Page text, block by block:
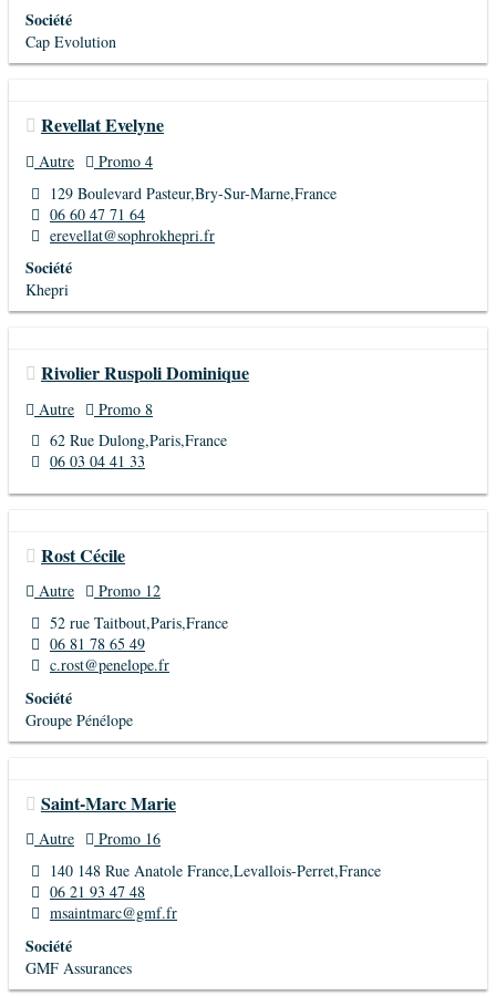
Société
Cap Evolution
Revellat Evelyne
Autre
Promo 4
129 Boulevard Pasteur,Bry-Sur-Marne,France
06 60 47 71 64
erevellat@sophrokhepri.fr
Société
Khepri
Rivolier Ruspoli Dominique
Autre
Promo 8
62 Rue Dulong,Paris,France
06 03 04 41 33
Rost Cécile
Autre
Promo 12
52 rue Taitbout,Paris,France
06 81 78 65 49
c.rost@penelope.fr
Société
Groupe Pénélope
Saint-Marc Marie
Autre
Promo 16
140 148 Rue Anatole France,Levallois-Perret,France
06 21 93 47 48
msaintmarc@gmf.fr
Société
GMF Assurances